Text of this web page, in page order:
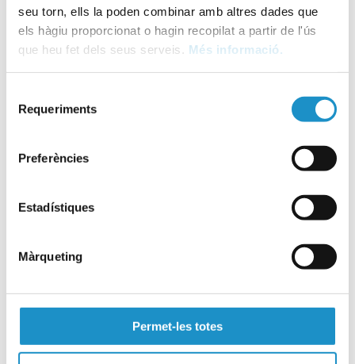
seu torn, ells la poden combinar amb altres dades que
els hàgiu proporcionat o hagin recopilat a partir de l'ús
que heu fet dels seus serveis. Més informació.
Requeriments
Preferències
Estadístiques
Màrqueting
Permet-les totes
Com és de gran Water World Lloret?
Es poden comprar entrades a taquilla el
Alçada mínima per a pujar a la càpsula de